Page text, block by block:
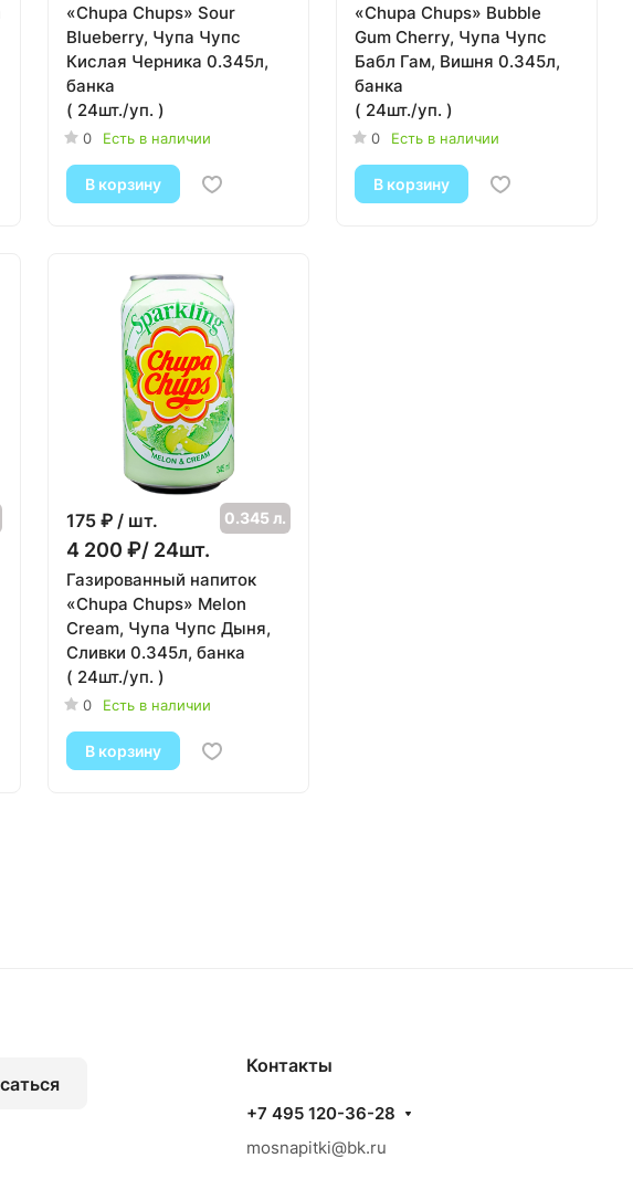
«Chupa Chups» Sour
Blueberry, Чупа Чупс
Кислая Черника 0.345л,
банка
( 24шт./уп. )
0 Есть в наличии
В корзину
«Chupa Chups» Bubble
Gum Cherry, Чупа Чупс
Бабл Гам, Вишня 0.345л,
банка
( 24шт./уп. )
0 Есть в наличии
В корзину
175₽ / шт. 0.345 л.
4 200 ₽/ 24шт.
Газированный напиток
«Chupa Chups» Melon
Cream, Чупа Чупс Дыня,
Сливки 0.345л, банка
( 24шт./уп. )
0 Есть в наличии
В корзину
Контакты
+7 495 120-36-28
mosnapitki@bk.ru